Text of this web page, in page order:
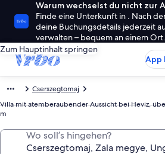
Warum wechselst du nicht zur
Finde eine Unterkunft in . Nach
deine Buchungsdetails jederzeit
verwalten – bequem an einem Ort.
Zum Hauptinhalt springen
App
Cserszegtomaj
Villa mit atemberaubender Aussicht bei Heviz,
m
Wo soll’s hingehen?